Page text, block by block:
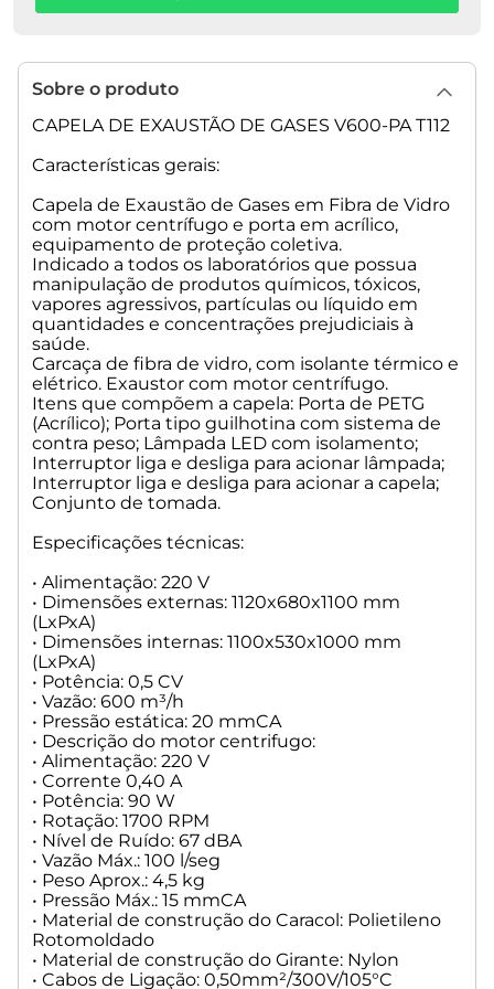
• Peso Aprox.: 4,5 kg
Rotomoldado
• Material de construção do Girante: Nylon
• Cabos de Ligação: 0,50mm²/300V/105°C
Peso líquido: 56,0Kg
Dimensão da embalagem: 1150x730x1170mm (CX MADEIRA)
Sobre o produto
CAPELA DE EXAUSTÃO DE GASES V600-PA T112
Características gerais:
Capela de Exaustão de Gases em Fibra de Vidro
com motor centrífugo e porta em acrílico,
equipamento de proteção coletiva.
Indicado a todos os laboratórios que possua
manipulação de produtos químicos, tóxicos,
vapores agressivos, partículas ou líquido em
quantidades e concentrações prejudiciais à
saúde.
Carcaça de fibra de vidro, com isolante térmico e
elétrico. Exaustor com motor centrífugo.
Itens que compõem a capela: Porta de PETG
(Acrílico); Porta tipo guilhotina com sistema de
contra peso; Lâmpada LED com isolamento;
Interruptor liga e desliga para acionar lâmpada;
Interruptor liga e desliga para acionar a capela;
Conjunto de tomada.
Especificações técnicas:
• Alimentação: 220 V
• Dimensões externas: 1120x680x1100 mm
(LxPxA)
• Dimensões internas: 1100x530x1000 mm
(LxPxA)
• Potência: 0,5 CV
• Vazão: 600 m³/h
• Pressão estática: 20 mmCA
• Descrição do motor centrifugo:
• Alimentação: 220 V
• Corrente 0,40 A
• Potência: 90 W
• Rotação: 1700 RPM
• Nível de Ruído: 67 dBA
• Vazão Máx.: 100 l/seg
• Peso Aprox.: 4,5 kg
• Pressão Máx.: 15 mmCA
• Material de construção do Caracol: Polietileno
Rotomoldado
• Material de construção do Girante: Nylon
• Cabos de Ligação: 0,50mm²/300V/105°C